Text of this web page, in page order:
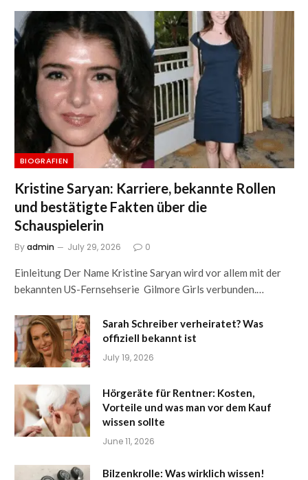
BIOGRAFIEN
Kristine Saryan: Karriere, bekannte Rollen
und bestätigte Fakten über die
Schauspielerin
Byadmin July 29, 2026 0
Einleitung Der Name Kristine Saryan wird vor allem mit der
bekannten US-Fernsehserie Gilmore Girls verbunden.…
Sarah Schreiber verheiratet? Was
offiziell bekannt ist
July 19, 2026
Hörgeräte für Rentner: Kosten,
Vorteile und was man vor dem Kauf
wissen sollte
June 11, 2026
Bilzenkrolle: Was wirklich wissen!